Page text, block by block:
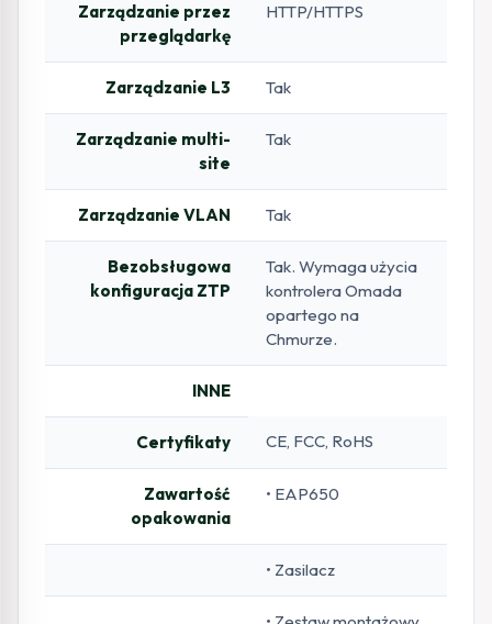
Zarządzanie przez
przeglądarkę
HTTP/HTTPS
Zarządzanie L3 Tak
Zarządzanie multi-
site
Tak
Zarządzanie VLAN Tak
Bezobsługowa
konfiguracja ZTP
Tak. Wymaga użycia
kontrolera Omada
opartego na
Chmurze.
INNE
Certyfikaty CE, FCC, RoHS
Zawartość
opakowania
• EAP650
• Zasilacz